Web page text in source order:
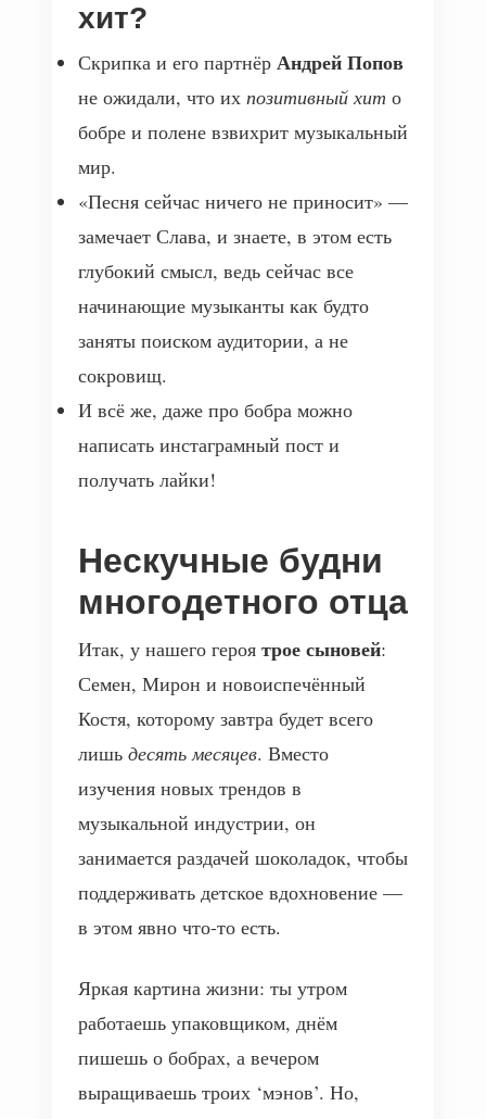
хит?
Скрипка и его партнёр Андрей Попов
не ожидали, что их позитивный хит о
бобре и полене взвихрит музыкальный
мир.
«Песня сейчас ничего не приносит» —
замечает Слава, и знаете, в этом есть
глубокий смысл, ведь сейчас все
начинающие музыканты как будто
заняты поиском аудитории, а не
сокровищ.
И всё же, даже про бобра можно
написать инстаграмный пост и
получать лайки!
Нескучные будни
многодетного отца
Итак, у нашего героя трое сыновей:
Семен, Мирон и новоиспечённый
Костя, которому завтра будет всего
лишь десять месяцев. Вместо
изучения новых трендов в
музыкальной индустрии, он
занимается раздачей шоколадок, чтобы
поддерживать детское вдохновение —
в этом явно что-то есть.
Яркая картина жизни: ты утром
работаешь упаковщиком, днём
пишешь о бобрах, а вечером
выращиваешь троих ‘мэнов’. Но,